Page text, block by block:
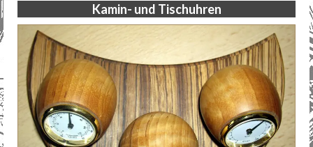
Kamin- und Tischuhren